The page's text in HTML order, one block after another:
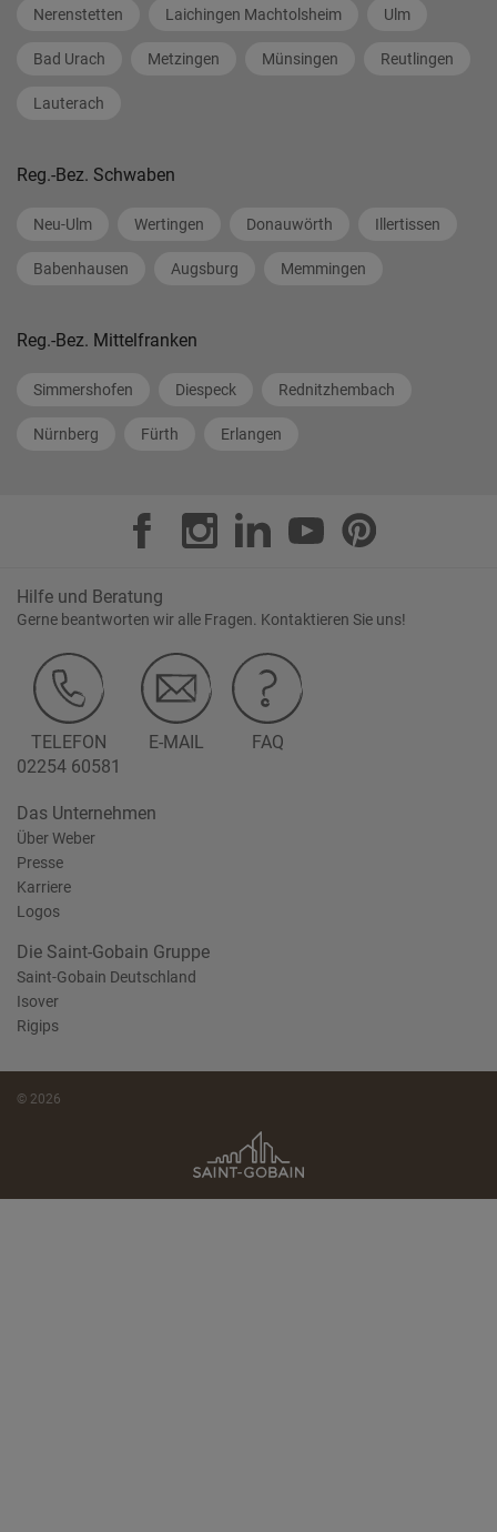
Nerenstetten Laichingen Machtolsheim Ulm
Bad Urach Metzingen Münsingen Reutlingen
Lauterach
Reg.-Bez. Schwaben
Neu-Ulm Wertingen Donauwörth Illertissen
Babenhausen Augsburg Memmingen
Reg.-Bez. Mittelfranken
Simmershofen Diespeck Rednitzhembach
Nürnberg Fürth Erlangen
Hilfe und Beratung
Gerne beantworten wir alle Fragen. Kontaktieren Sie uns!
TELEFON
02254 60581
E-MAIL FAQ
Das Unternehmen
Über Weber
Presse
Karriere
Logos
Die Saint-Gobain Gruppe
Saint-Gobain Deutschland
Isover
Rigips
© 2026